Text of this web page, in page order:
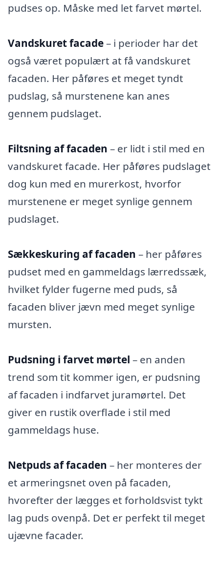
pudses op. Måske med let farvet mørtel.
Vandskuret facade– i perioder har det
også været populært at få vandskuret
facaden. Her påføres et meget tyndt
pudslag, så murstenene kan anes
gennem pudslaget.
Filtsning af facaden – er lidt i stil med en
vandskuret facade. Her påføres pudslaget
dog kun med en murerkost, hvorfor
murstenene er meget synlige gennem
pudslaget.
Sækkeskuring af facaden – her påføres
pudset med en gammeldags lærredssæk,
hvilket fylder fugerne med puds, så
facaden bliver jævn med meget synlige
mursten.
Pudsning i farvet mørtel – en anden
trend som tit kommer igen, er pudsning
af facaden i indfarvet juramørtel. Det
giver en rustik overflade i stil med
gammeldags huse.
Netpuds af facaden – her monteres der
et armeringsnet oven på facaden,
hvorefter der lægges et forholdsvist tykt
lag puds ovenpå. Det er perfekt til meget
ujævne facader.